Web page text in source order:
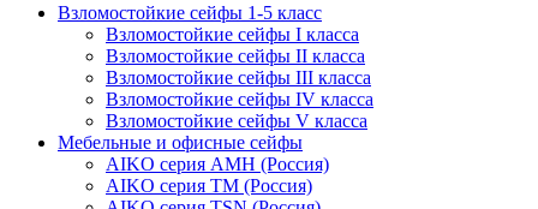
Взломостойкие сейфы 1-5 класс
Взломостойкие сейфы I класса
Взломостойкие сейфы II класса
Взломостойкие сейфы III класса
Взломостойкие сейфы IV класса
Взломостойкие сейфы V класса
Мебельные и офисные сейфы
AIKO серия AMH (Россия)
AIKO серия TM (Россия)